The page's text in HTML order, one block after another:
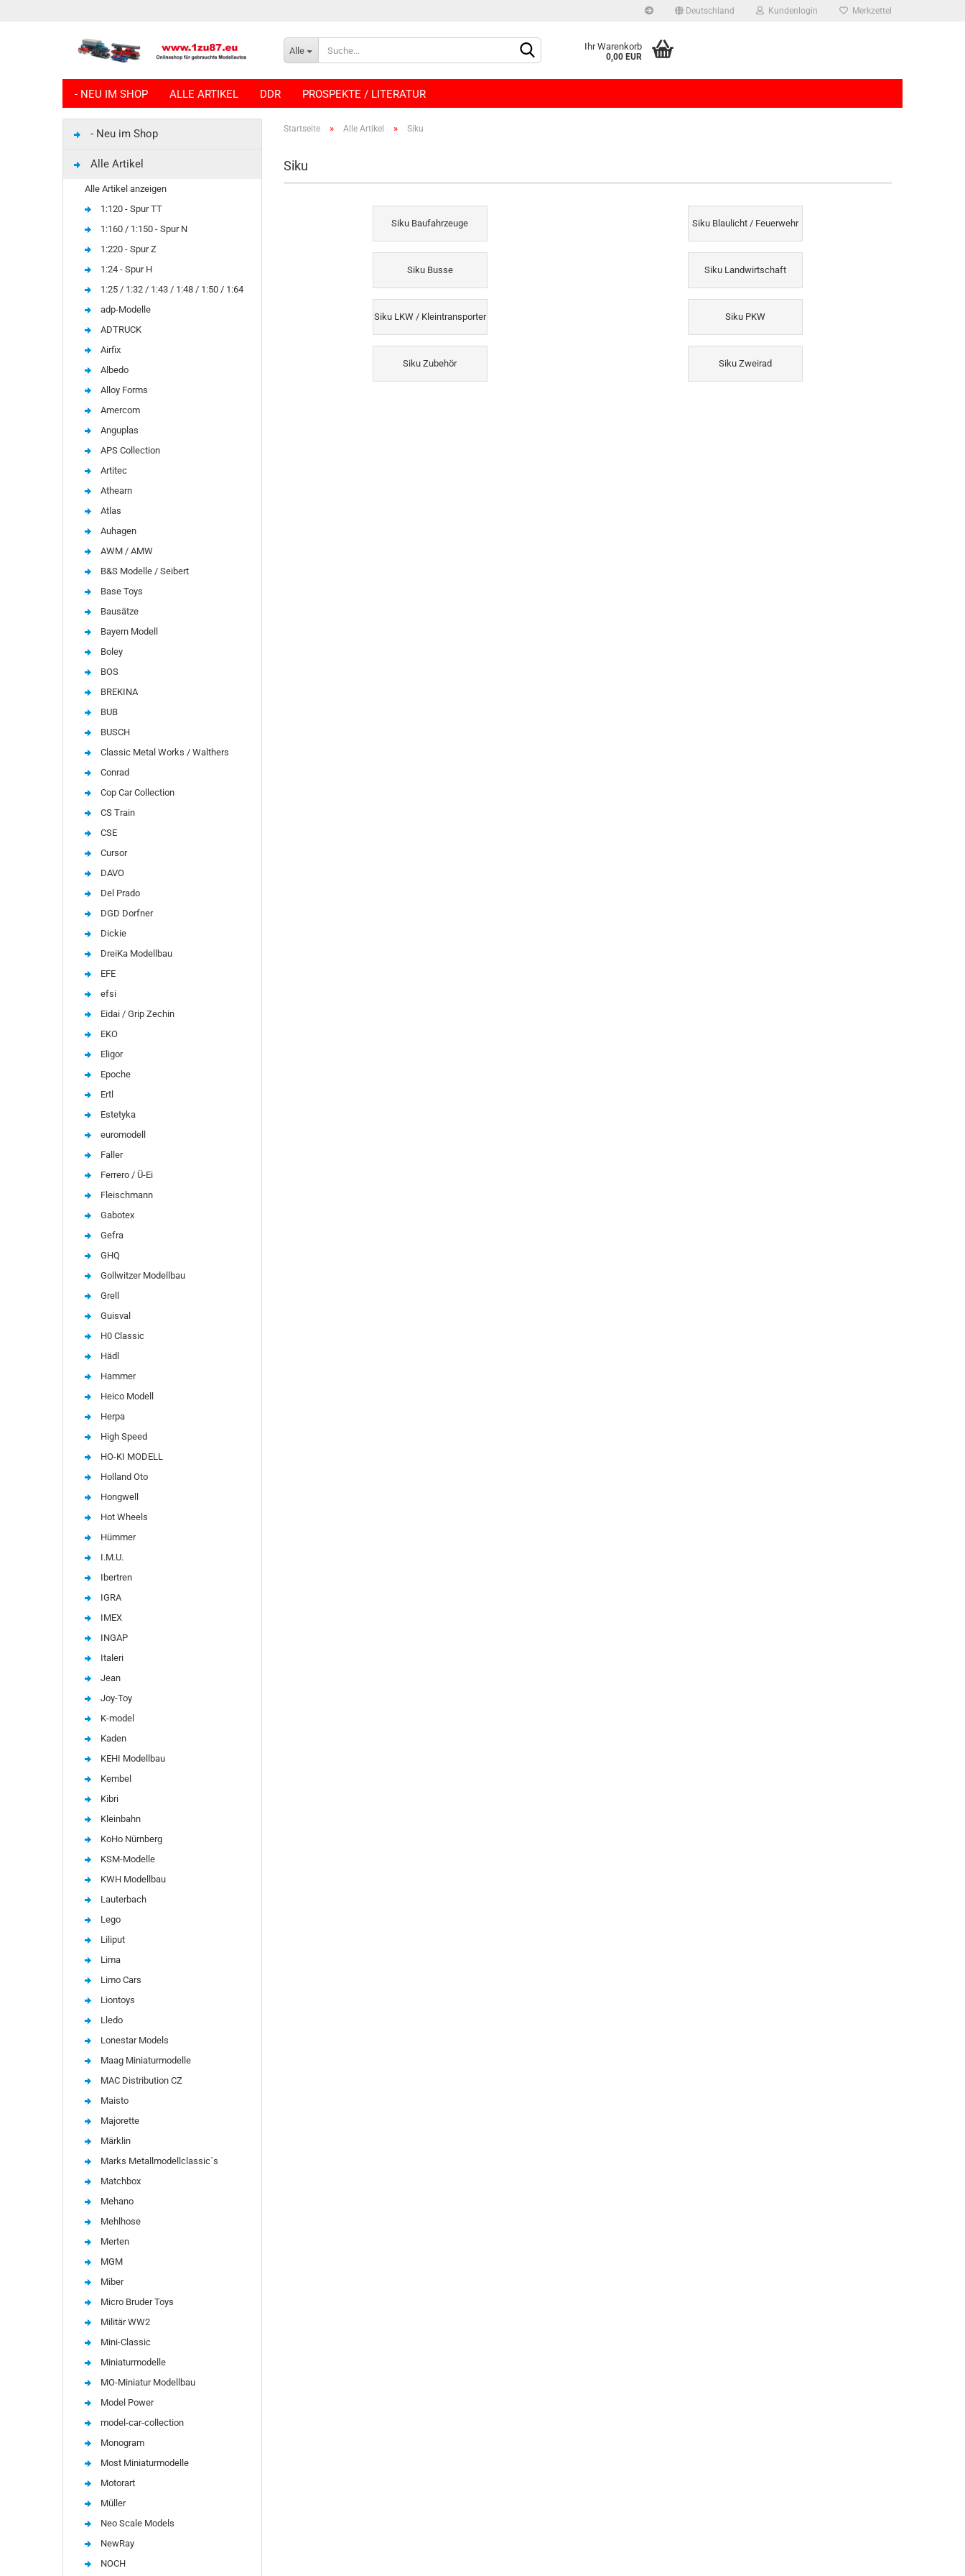
Deutschland
Lieferland
Kundenlogin
Passwort vergessen?
Merkzettel
Alle Ihr Warenkorb
0,00 EUR
- NEU IM SHOP ALLE ARTIKEL DDR PROSPEKTE / LITERATUR
Startseite » Alle Artikel » Siku
Siku
Siku Baufahrzeuge Siku Blaulicht / Feuerwehr
Siku Busse Siku Landwirtschaft
Siku LKW / Kleintransporter Siku PKW
Siku Zubehör Siku Zweirad
- Neu im Shop
Alle Artikel
Alle Artikel anzeigen
1:120 - Spur TT
1:160 / 1:150 - Spur N
1:220 - Spur Z
1:24 - Spur H
1:25 / 1:32 / 1:43 / 1:48 / 1:50 / 1:64
adp-Modelle
ADTRUCK
Airfix
Albedo
Alloy Forms
Amercom
Anguplas
APS Collection
Artitec
Athearn
Atlas
Auhagen
AWM / AMW
B&S Modelle / Seibert
Base Toys
Bausätze
Bayern Modell
Boley
BOS
BREKINA
BUB
BUSCH
Classic Metal Works / Walthers
Conrad
Cop Car Collection
CS Train
CSE
Cursor
DAVO
Del Prado
DGD Dorfner
Dickie
DreiKa Modellbau
EFE
efsi
Eidai / Grip Zechin
EKO
Eligor
Epoche
Ertl
Estetyka
euromodell
Faller
Ferrero / Ü-Ei
Fleischmann
Gabotex
Gefra
GHQ
Gollwitzer Modellbau
Grell
Guisval
H0 Classic
Hädl
Hammer
Heico Modell
Herpa
High Speed
HO-KI MODELL
Holland Oto
Hongwell
Hot Wheels
Hümmer
I.M.U.
Ibertren
IGRA
IMEX
INGAP
Italeri
Jean
Joy-Toy
K-model
Kaden
KEHI Modellbau
Kembel
Kibri
Kleinbahn
KoHo Nürnberg
KSM-Modelle
KWH Modellbau
Lauterbach
Lego
Liliput
Lima
Limo Cars
Liontoys
Lledo
Lonestar Models
Maag Miniaturmodelle
MAC Distribution CZ
Maisto
Majorette
Märklin
Marks Metallmodellclassic´s
Matchbox
Mehano
Mehlhose
Merten
MGM
Miber
Micro Bruder Toys
Militär WW2
Mini-Classic
Miniaturmodelle
MO-Miniatur Modellbau
Model Power
model-car-collection
Monogram
Most Miniaturmodelle
Motorart
Müller
Neo Scale Models
NewRay
NOCH